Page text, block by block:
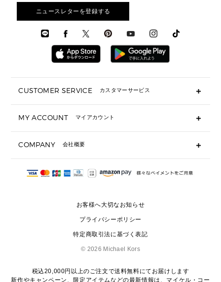
アクセサリー
メンズ 財布・小物
メンズ シューズ
メンズ ウェア
メンズ 時計・その他
メンズアクセサリー
メンズウェア
▶ メンズすべて
▶ バッグすべて
通勤・通学アイテム
3 IN 1 バッグ
ミニ財布・フラグメントケース
▶ 小物すべて
定期ケース・カードケース・名刺入れ
サンダル
スニーカー
▶ ウェア
時計・ジュエリー
アクセサリー
ニュースレターを登録する
CUSTOMER SERVICE カスタマーサービス
ギフト用にラッピングができますか？
ショッピングバッグを購入商品分送ってもらえますか？
注文後に完了メールが受信できないのですが？
サイズ交換はできますか？
MY ACCOUNT マイアカウント
COMPANY 会社概要
会社概要
お客様へ大切なお知らせ
プライバシーポリシー
特定商取引法に基づく表記
© 2026 Michael Kors
税込20,000円以上のご注文で送料無料にてお届けします
新作やキャンペーン、限定アイテムなどの最新情報は、 マイケル・コー